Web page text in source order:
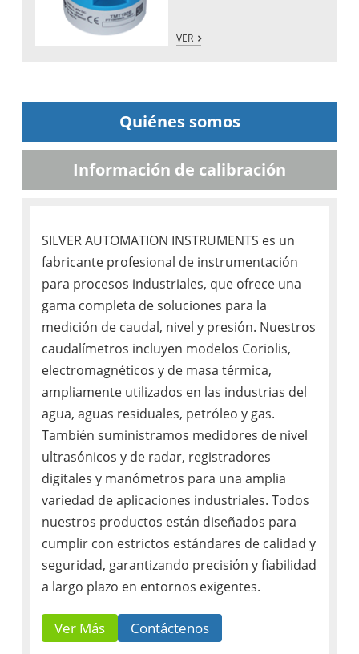
VER
Quiénes somos
Información de calibración
SILVER AUTOMATION INSTRUMENTS es un
fabricante profesional de instrumentación
para procesos industriales, que ofrece una
gama completa de soluciones para la
medición de caudal, nivel y presión. Nuestros
caudalímetros incluyen modelos Coriolis,
electromagnéticos y de masa térmica,
ampliamente utilizados en las industrias del
agua, aguas residuales, petróleo y gas.
También suministramos medidores de nivel
ultrasónicos y de radar, registradores
digitales y manómetros para una amplia
variedad de aplicaciones industriales. Todos
nuestros productos están diseñados para
cumplir con estrictos estándares de calidad y
seguridad, garantizando precisión y fiabilidad
a largo plazo en entornos exigentes.
Ver Más Contáctenos